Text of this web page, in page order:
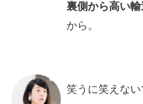
裏側から高い
から。
笑うに笑えない